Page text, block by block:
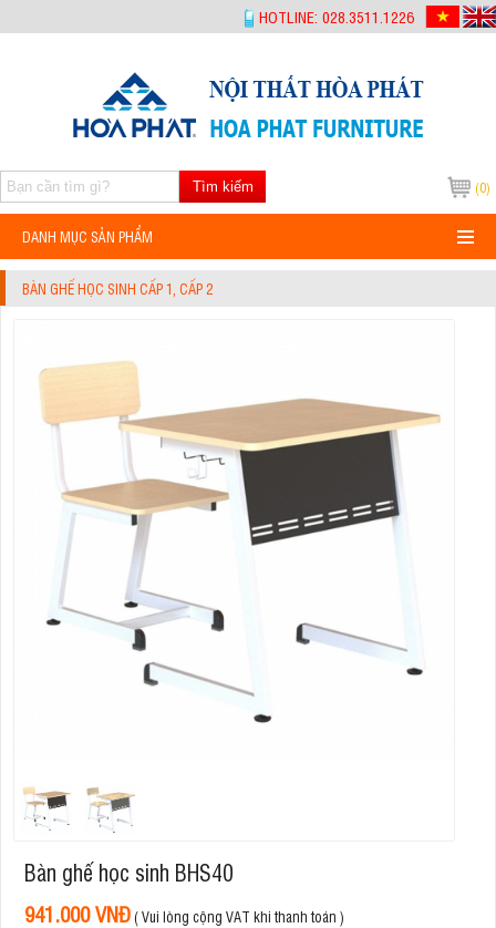
HOTLINE: 028.3511.1226
(0)
Tìm kiếm
DANH MỤC SẢN PHẨM
BÀN GHẾ HỌC SINH CẤP 1, CẤP 2
Bàn ghế học sinh BHS40
941.000 VNĐ( Vui lòng cộng VAT khi thanh toán )